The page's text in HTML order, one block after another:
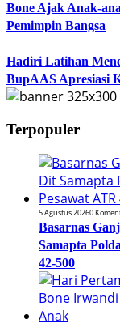
Bone Ajak Anak-
Pemimpin Bangsa
Hadiri Latihan
BupAAS Apresiasi
Terpopuler
5 Agustus 20260
Basarnas
Samapta
42-500